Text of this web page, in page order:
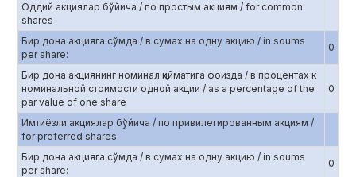
Оддий акциялар бўйича / по простым акциям / for common
shares
Бир дона акцияга сўмда / в сумах на одну акцию / in soums
per share:
0
Бир дона акциянинг номинал қийматига фоизда / в процентах к
номинальной стоимости одной акции / as a percentage of the
par value of one share
0
Имтиёзли акциялар бўйича / по привилегированным акциям /
for preferred shares
Бир дона акцияга сўмда / в сумах на одну акцию / in soums
per share:
0